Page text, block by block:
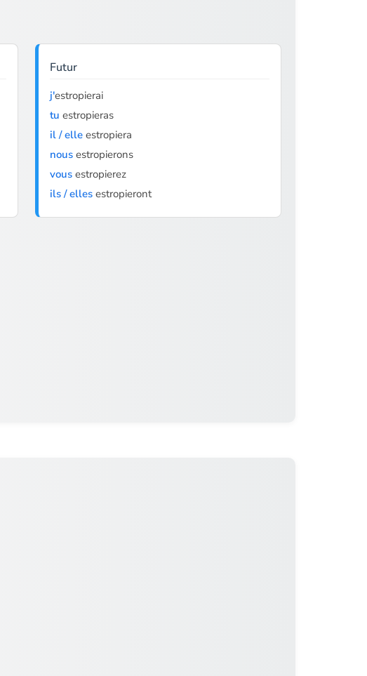
Futur
j'estropierai
tu estropieras
il / elle estropiera
nous estropierons
vous estropierez
ils / elles estropieront